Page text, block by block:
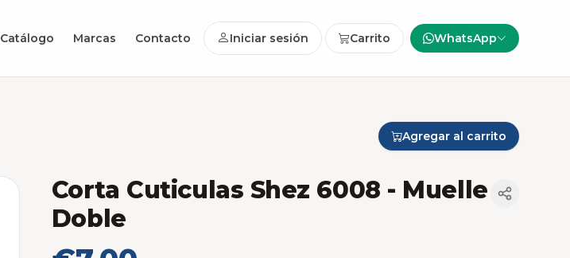
Catálogo Marcas Contacto Iniciar sesión Carrito WhatsApp
Agregar al carrito
Corta Cuticulas Shez 6008 - Muelle
Doble